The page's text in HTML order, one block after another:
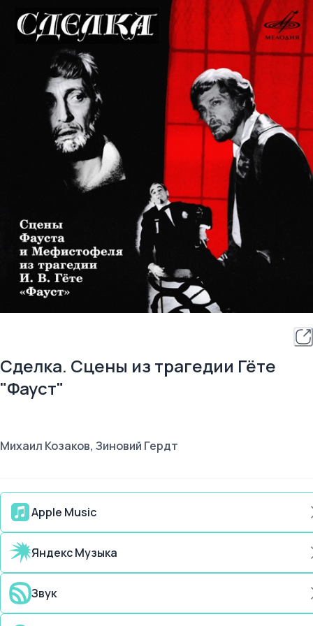
Сделка. Сцены из трагедии Гёте
"Фауст"
Михаил Козаков, Зиновий Гердт
Apple Music
Яндекс Музыка
Звук